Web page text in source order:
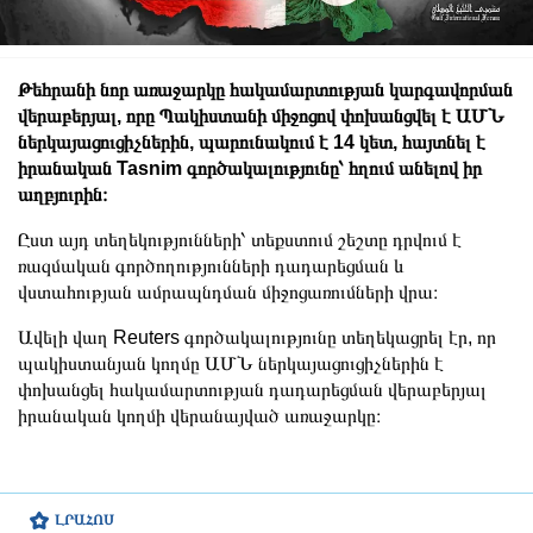
ԼՐԱՀՈՍ
Թեհրանի նոր առաջարկը հակամարտության կարգավորման
վերաբերյալ, որը Պակիստանի միջոցով փոխանցվել է ԱՄՆ
ներկայացուցիչներին, պարունակում է 14 կետ, հայտնել է
իրանական Tasnim գործակալությունը՝ հղում անելով իր
աղբյուրին։
Ըստ այդ տեղեկությունների՝ տեքստում շեշտը դրվում է
ռազմական գործողությունների դադարեցման և
վստահության ամրապնդման միջոցառումների վրա։
Ավելի վաղ Reuters գործակալությունը տեղեկացրել էր, որ
պակիստանյան կողմը ԱՄՆ ներկայացուցիչներին է
փոխանցել հակամարտության դադարեցման վերաբերյալ
իրանական կողմի վերանայված առաջարկը։